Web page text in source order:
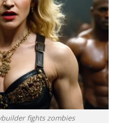
fights zombies